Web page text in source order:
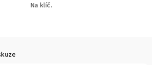
Na klíč.